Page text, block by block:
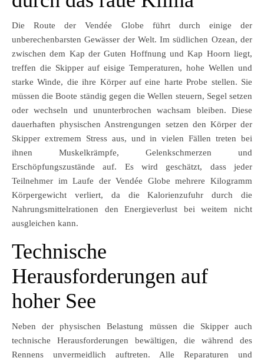
Die Route der Vendée Globe führt durch einige der
unberechenbarsten Gewässer der Welt. Im südlichen Ozean, der
zwischen dem Kap der Guten Hoffnung und Kap Hoorn liegt,
treffen die Skipper auf eisige Temperaturen, hohe Wellen und
starke Winde, die ihre Körper auf eine harte Probe stellen. Sie
müssen die Boote ständig gegen die Wellen steuern, Segel setzen
oder wechseln und ununterbrochen wachsam bleiben. Diese
dauerhaften physischen Anstrengungen setzen den Körper der
Skipper extremem Stress aus, und in vielen Fällen treten bei
ihnen Muskelkrämpfe, Gelenkschmerzen und
Erschöpfungszustände auf. Es wird geschätzt, dass jeder
Teilnehmer im Laufe der Vendée Globe mehrere Kilogramm
Körpergewicht verliert, da die Kalorienzufuhr durch die
Nahrungsmittelrationen den Energieverlust bei weitem nicht
ausgleichen kann.
Technische
Herausforderungen auf
hoher See
Neben der physischen Belastung müssen die Skipper auch
technische Herausforderungen bewältigen, die während des
Rennens unvermeidlich auftreten. Alle Reparaturen und